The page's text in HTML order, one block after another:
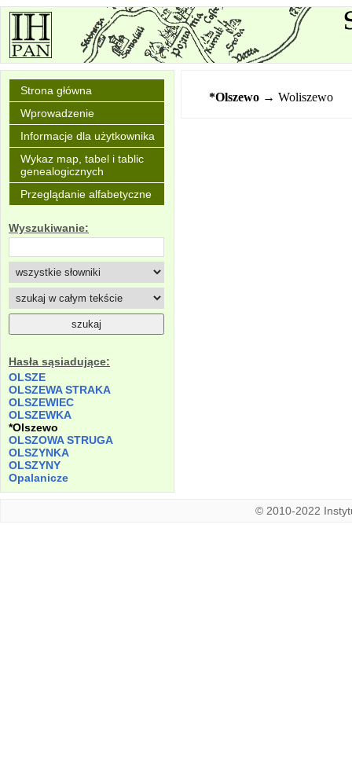
Strona główna
Wprowadzenie
Informacje dla użytkownika
Wykaz map, tabel i tablic
genealogicznych
Przeglądanie alfabetyczne
Wyszukiwanie:
Hasła sąsiadujące:
OLSZE
OLSZEWA STRAKA
OLSZEWIEC
OLSZEWKA
*Olszewo
OLSZOWA STRUGA
OLSZYNKA
OLSZYNY
Opalanicze
*Olszewo → Woliszewo
© 2010-2022